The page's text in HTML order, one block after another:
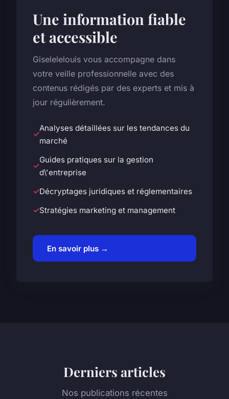
Une information fiable
et accessible
Giselelelouis vous accompagne dans
votre veille professionnelle avec des
contenus rédigés par des experts et mis à
jour régulièrement.
Analyses détaillées sur les tendances du
marché
Guides pratiques sur la gestion
d\'entreprise
Décryptages juridiques et réglementaires
Stratégies marketing et management
En savoir plus →
Derniers articles
Nos publications récentes